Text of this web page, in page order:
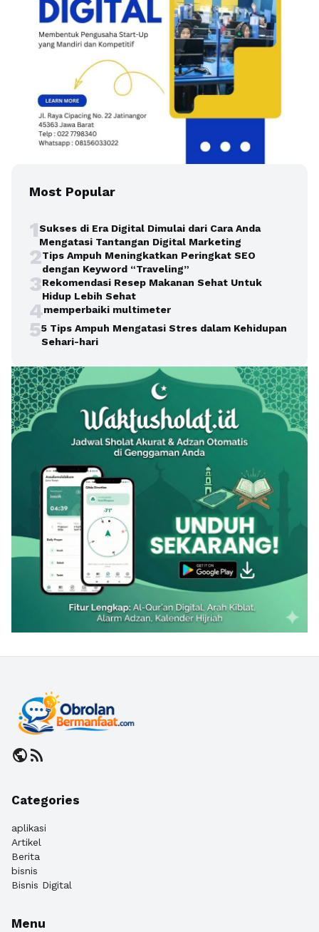
Most Popular
1Sukses di Era Digital Dimulai dari Cara Anda
Mengatasi Tantangan Digital Marketing
2Tips Ampuh Meningkatkan Peringkat SEO
dengan Keyword “Traveling”
3Rekomendasi Resep Makanan Sehat Untuk
Hidup Lebih Sehat
4memperbaiki multimeter
55 Tips Ampuh Mengatasi Stres dalam Kehidupan
Sehari-hari
publicrss_feed
Categories
aplikasi
Artikel
Berita
bisnis
Bisnis Digital
Menu